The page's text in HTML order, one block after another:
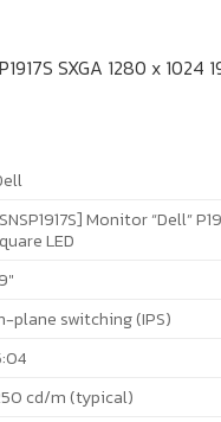
SXGA 1280 x 1024
Monitor “Dell”
LED
plane switching (IPS)
cd/m (typical)